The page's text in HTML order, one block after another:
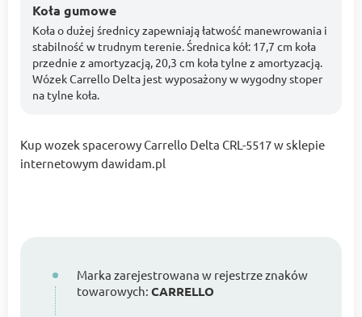
Koła gumowe
Koła o dużej średnicy zapewniają łatwość manewrowania i
stabilność w trudnym terenie. Średnica kół: 17,7 cm koła
przednie z amortyzacją, 20,3 cm koła tylne z amortyzacją.
Wózek Carrello Delta jest wyposażony w wygodny stoper
na tylne koła.
Kup wozek spacerowy Carrello Delta CRL-5517 w sklepie
internetowym dawidam.pl
Marka zarejestrowana w rejestrze znaków
towarowych: CARRELLO